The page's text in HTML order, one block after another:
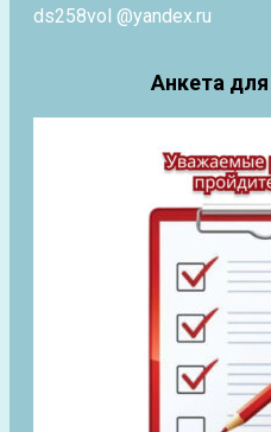
ds258vol @yandex.ru
Анкета